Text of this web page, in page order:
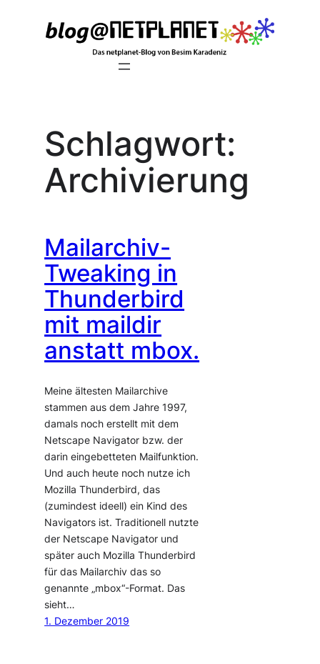
Schlagwort:
Archivierung
Mailarchiv-
Tweaking in
Thunderbird
mit maildir
anstatt mbox.
Meine ältesten Mailarchive
stammen aus dem Jahre 1997,
damals noch erstellt mit dem
Netscape Navigator bzw. der
darin eingebetteten Mailfunktion.
Und auch heute noch nutze ich
Mozilla Thunderbird, das
(zumindest ideell) ein Kind des
Navigators ist. Traditionell nutzte
der Netscape Navigator und
später auch Mozilla Thunderbird
für das Mailarchiv das so
genannte „mbox“-Format. Das
sieht…
1. Dezember 2019